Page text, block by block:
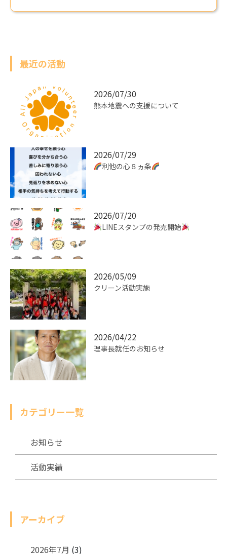
最近の活動
2026/07/30
熊本地震への支援について
2026/07/29
利他の心８ヵ条
2026/07/20
LINEスタンプの発売開始
2026/05/09
クリーン活動実施
2026/04/22
理事長就任のお知らせ
カテゴリー一覧
お知らせ
活動実績
アーカイブ
2026年7月 (3)